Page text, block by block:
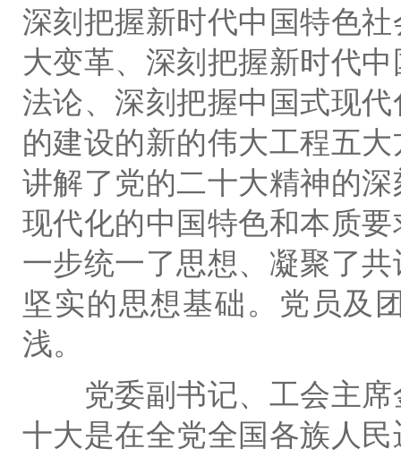
深刻把握新时代中国特色
大变革、深刻把握新时代
法论、深刻把握中国式现
的建设的新的伟大工程五
讲解了党的二十大精神的
现代化的中国特色和本质
一步统一了思想、凝聚了
坚实的思想基础。党员及
浅。
党委副书记、工会主席
十大是在全党全国各族人